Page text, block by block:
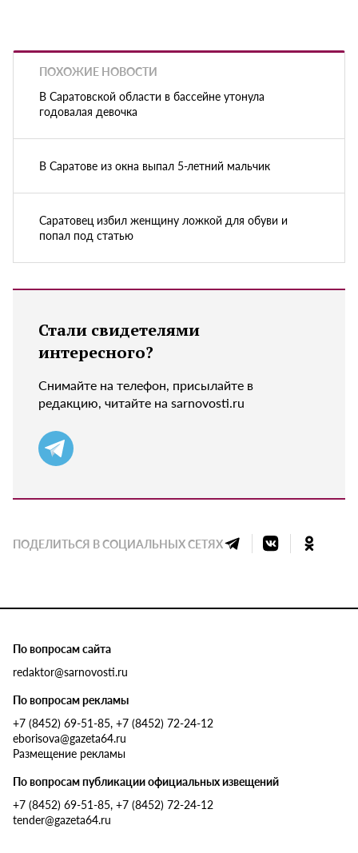
ПОХОЖИЕ НОВОСТИ
В Саратовской области в бассейне утонула
годовалая девочка
В Саратове из окна выпал 5-летний мальчик
Саратовец избил женщину ложкой для обуви и
попал под статью
Стали свидетелями
интересного?
Снимайте на телефон, присылайте в
редакцию, читайте на sarnovosti.ru
ПОДЕЛИТЬСЯ В СОЦИАЛЬНЫХ СЕТЯХ
По вопросам сайта
redaktor@sarnovosti.ru
По вопросам рекламы
+7 (8452) 69-51-85, +7 (8452) 72-24-12
eborisova@gazeta64.ru
Размещение рекламы
По вопросам публикации официальных извещений
+7 (8452) 69-51-85, +7 (8452) 72-24-12
tender@gazeta64.ru